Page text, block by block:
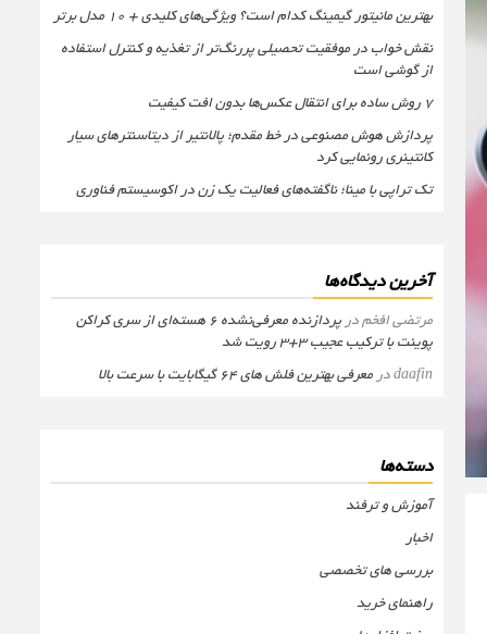
بهترین مانیتور گیمینگ کدام است؟ ویژگی‌های کلیدی + 10 مدل برتر
نقش خواب در موفقیت تحصیلی پررنگ‌تر از تغذیه و کنترل استفاده
از گوشی است
۷ روش ساده برای انتقال عکس‌ها بدون افت کیفیت
پردازش هوش مصنوعی در خط مقدم؛ پالانتیر از دیتاسنترهای سیار
کانتینری رونمایی کرد
تک تراپی با مینا؛ ناگفته‌های فعالیت یک زن در اکوسیستم فناوری
آخرین دیدگاه‌ها
مرتضی افخمدر
پردازنده معرفی‌نشده 6 هسته‌ای از سری کراکن
پوینت با ترکیب عجیب 3+3 رویت شد
daafinدر معرفی بهترین فلش های 64 گیگابایت با سرعت بالا
دسته‌ها
آموزش و ترفند
اخبار
بررسی های تخصصی
راهنمای خرید